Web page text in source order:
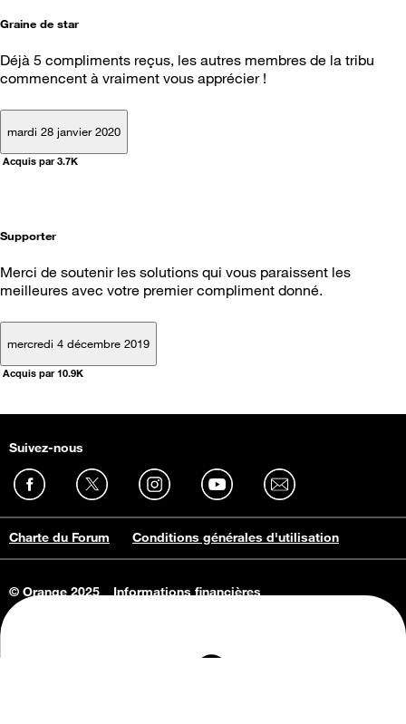
Graine de star
Déjà 5 compliments reçus, les autres membres de la tribu
commencent à vraiment vous apprécier !
mardi 28 janvier 2020
Acquis par 3.7K
Supporter
Merci de soutenir les solutions qui vous paraissent les
meilleures avec votre premier compliment donné.
mercredi 4 décembre 2019
Acquis par 10.9K
Suivez-nous
Charte du Forum Conditions générales d'utilisation
© Orange 2025
Informations financières